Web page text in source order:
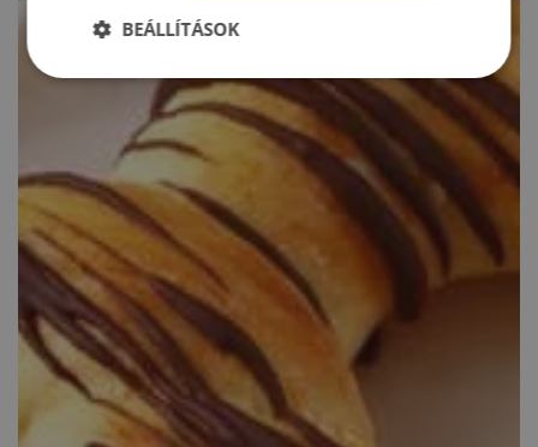
BEÁLLÍTÁSOK